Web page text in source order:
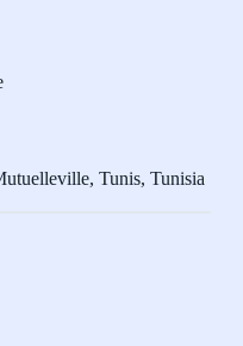
Tunis, Tunisia